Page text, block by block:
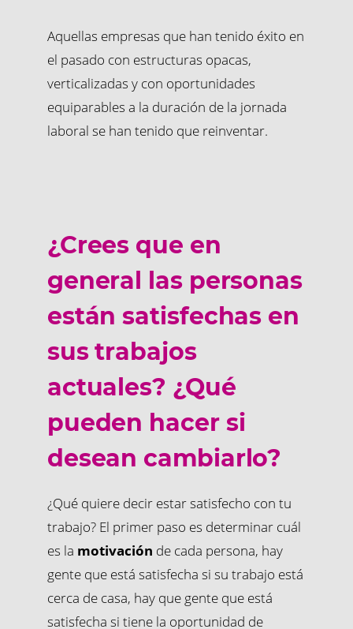
Aquellas empresas que han tenido éxito en
el pasado con estructuras opacas,
verticalizadas y con oportunidades
equiparables a la duración de la jornada
laboral se han tenido que reinventar.
¿Crees que en
general las personas
están satisfechas en
sus trabajos
actuales? ¿Qué
pueden hacer si
desean cambiarlo?
¿Qué quiere decir estar satisfecho con tu
trabajo? El primer paso es determinar cuál
es la motivación de cada persona, hay
gente que está satisfecha si su trabajo está
cerca de casa, hay que gente que está
satisfecha si tiene la oportunidad de